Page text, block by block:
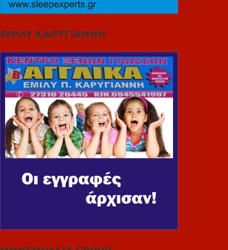
ΕΜΙΛΥ ΚΑΡΥΓΙΑΝΝΗ